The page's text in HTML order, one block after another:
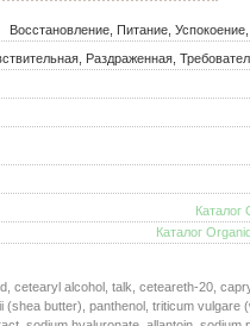
Восстановление, Питание,
Раздраженная,
Каталог
Каталог
cetearyl alcohol, talk, ceteareth-20,
butter), panthenol, triticum vulgare